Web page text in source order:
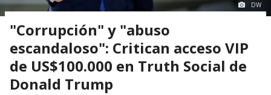
DW
"Corrupción" y "abuso
escandaloso": Critican acceso VIP
de US$100.000 en Truth Social de
Donald Trump